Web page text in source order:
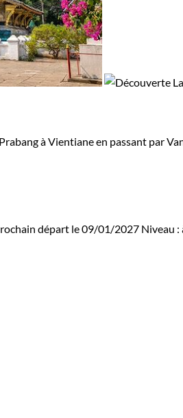
à Vientiane en passant par
départ le 09/01/2027 Niveau :